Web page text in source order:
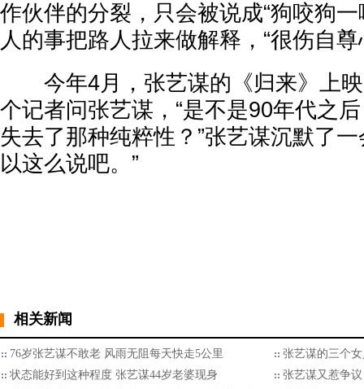
作伙伴的分裂，只会被说成“狗咬狗
人的事把路人拉来做解释，“很伤自尊
今年4月，张艺谋的《归来》上映
个记者问张艺谋，“是不是90年代之
失去了那种纯粹性？”张艺谋沉默了
以这么说吧。”
相关新闻
76岁张艺谋不敢老 风雨无阻每天快走5公里
张艺谋的三个
状态能好到这种程度 张艺谋44岁老婆现身
张艺谋又惹争